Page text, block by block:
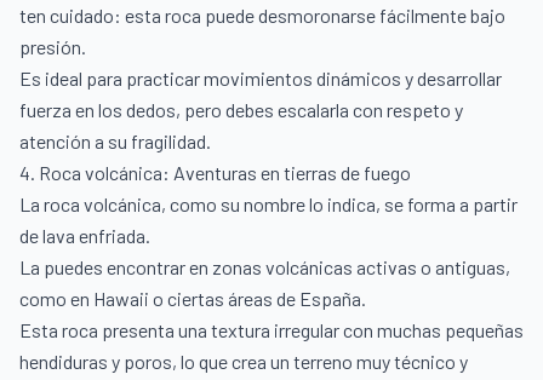
ten cuidado: esta roca puede desmoronarse fácilmente bajo
presión.
Es ideal para practicar movimientos dinámicos y desarrollar
fuerza en los dedos, pero debes escalarla con respeto y
atención a su fragilidad.
4. Roca volcánica: Aventuras en tierras de fuego
La roca volcánica, como su nombre lo indica, se forma a partir
de lava enfriada.
La puedes encontrar en zonas volcánicas activas o antiguas,
como en Hawaii o ciertas áreas de España.
Esta roca presenta una textura irregular con muchas pequeñas
hendiduras y poros, lo que crea un terreno muy técnico y